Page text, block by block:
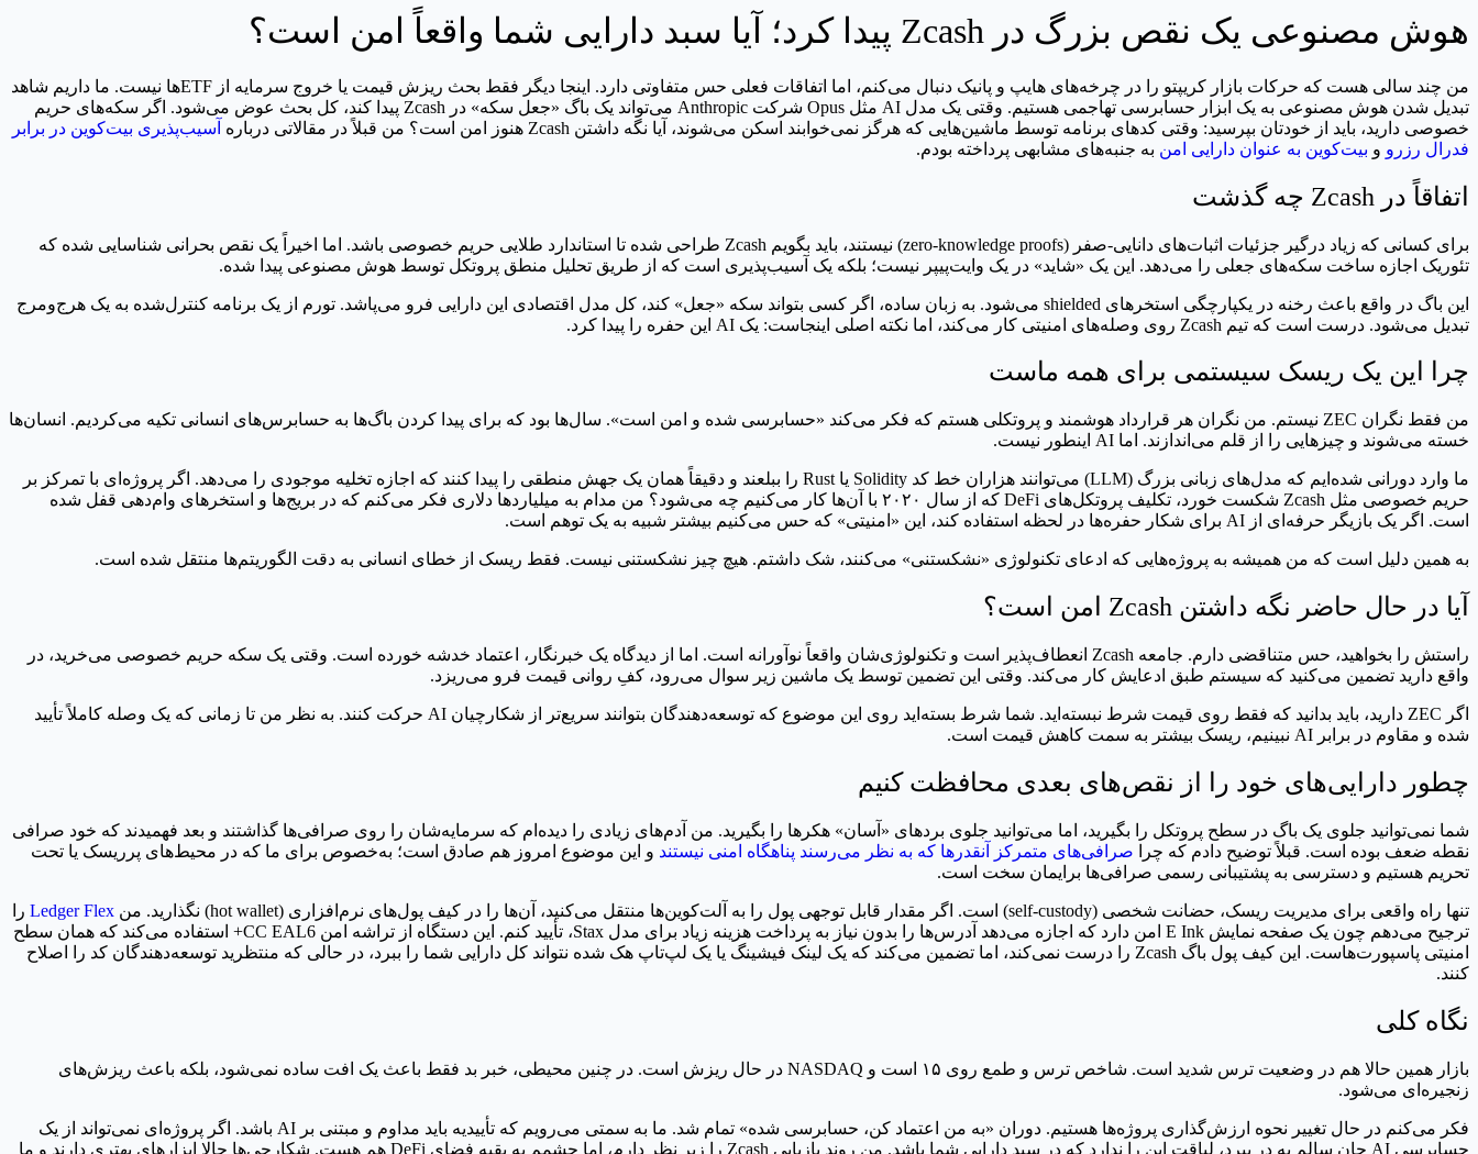
هوش مصنوعی یک نقص بزرگ در Zcash پیدا کرد؛ آیا سبد دارایی شما واقعاً امن است؟
من چند سالی هست که حرکات بازار کریپتو را در چرخه‌های هایپ و پانیک دنبال می‌کنم، اما اتفاقات فعلی حس متفاوتی دارد. اینجا دیگر فقط بحث ریزش قیمت یا خروج سرمایه از ETFها نیست. ما داریم شاهد
تبدیل شدن هوش مصنوعی به یک ابزار حسابرسی تهاجمی هستیم. وقتی یک مدل AI مثل Opus شرکت Anthropic می‌تواند یک باگ «جعل سکه» در Zcash پیدا کند، کل بحث عوض می‌شود. اگر سکه‌های حریم
خصوصی دارید، باید از خودتان بپرسید: وقتی کدهای برنامه توسط ماشین‌هایی که هرگز نمی‌خوابند اسکن می‌شوند، آیا نگه داشتن Zcash هنوز امن است؟ من قبلاً در مقالاتی درباره
آسیب‌پذیری بیت‌کوین در برابر
فدرال رزرو و بیت‌کوین به عنوان دارایی امن به جنبه‌های مشابهی پرداخته بودم.
اتفاقاً در Zcash چه گذشت
برای کسانی که زیاد درگیر جزئیات اثبات‌های دانایی-صفر (zero-knowledge proofs) نیستند، باید بگویم Zcash طراحی شده تا استاندارد طلایی حریم خصوصی باشد. اما اخیراً یک نقص بحرانی شناسایی شده که
تئوریک اجازه ساخت سکه‌های جعلی را می‌دهد. این یک «شاید» در یک وایت‌پیپر نیست؛ بلکه یک آسیب‌پذیری است که از طریق تحلیل منطق پروتکل توسط هوش مصنوعی پیدا شده.
این باگ در واقع باعث رخنه در یکپارچگی استخرهای shielded می‌شود. به زبان ساده، اگر کسی بتواند سکه «جعل» کند، کل مدل اقتصادی این دارایی فرو می‌پاشد. تورم از یک برنامه کنترل‌شده به یک هرج‌ومرج
تبدیل می‌شود. درست است که تیم Zcash روی وصله‌های امنیتی کار می‌کند، اما نکته اصلی اینجاست: یک AI این حفره را پیدا کرد.
چرا این یک ریسک سیستمی برای همه ماست
من فقط نگران ZEC نیستم. من نگران هر قرارداد هوشمند و پروتکلی هستم که فکر می‌کند «حسابرسی شده و امن است». سال‌ها بود که برای پیدا کردن باگ‌ها به حسابرس‌های انسانی تکیه می‌کردیم. انسان‌ها
خسته می‌شوند و چیزهایی را از قلم می‌اندازند. اما AI اینطور نیست.
ما وارد دورانی شده‌ایم که مدل‌های زبانی بزرگ (LLM) می‌توانند هزاران خط کد Solidity یا Rust را ببلعند و دقیقاً همان یک جهش منطقی را پیدا کنند که اجازه تخلیه موجودی را می‌دهد. اگر پروژه‌ای با تمرکز بر
حریم خصوصی مثل Zcash شکست خورد، تکلیف پروتکل‌های DeFi که از سال ۲۰۲۰ با آن‌ها کار می‌کنیم چه می‌شود؟ من مدام به میلیاردها دلاری فکر می‌کنم که در بریج‌ها و استخرهای وام‌دهی قفل شده
است. اگر یک بازیگر حرفه‌ای از AI برای شکار حفره‌ها در لحظه استفاده کند، این «امنیتی» که حس می‌کنیم بیشتر شبیه به یک توهم است.
به همین دلیل است که من همیشه به پروژه‌هایی که ادعای تکنولوژی «نشکستنی» می‌کنند، شک داشتم. هیچ چیز نشکستنی نیست. فقط ریسک از خطای انسانی به دقت الگوریتم‌ها منتقل شده است.
آیا در حال حاضر نگه داشتن Zcash امن است؟
راستش را بخواهید، حس متناقضی دارم. جامعه Zcash انعطاف‌پذیر است و تکنولوژی‌شان واقعاً نوآورانه است. اما از دیدگاه یک خبرنگار، اعتماد خدشه خورده است. وقتی یک سکه حریم خصوصی می‌خرید، در
واقع دارید تضمین می‌کنید که سیستم طبق ادعایش کار می‌کند. وقتی این تضمین توسط یک ماشین زیر سوال می‌رود، کفِ روانی قیمت فرو می‌ریزد.
اگر ZEC دارید، باید بدانید که فقط روی قیمت شرط نبسته‌اید. شما شرط بسته‌اید روی این موضوع که توسعه‌دهندگان بتوانند سریع‌تر از شکارچیان AI حرکت کنند. به نظر من تا زمانی که یک وصله کاملاً تأیید
شده و مقاوم در برابر AI نبینیم، ریسک بیشتر به سمت کاهش قیمت است.
چطور دارایی‌های خود را از نقص‌های بعدی محافظت کنیم
شما نمی‌توانید جلوی یک باگ در سطح پروتکل را بگیرید، اما می‌توانید جلوی بردهای «آسان» هکرها را بگیرید. من آدم‌های زیادی را دیده‌ام که سرمایه‌شان را روی صرافی‌ها گذاشتند و بعد فهمیدند که خود صرافی
نقطه ضعف بوده است. قبلاً توضیح دادم که چرا صرافی‌های متمرکز آنقدرها که به نظر می‌رسند پناهگاه امنی نیستند و این موضوع امروز هم صادق است؛ به‌خصوص برای ما که در محیط‌های پرریسک یا تحت
تحریم هستیم و دسترسی به پشتیبانی رسمی صرافی‌ها برایمان سخت است.
تنها راه واقعی برای مدیریت ریسک، حضانت شخصی (self-custody) است. اگر مقدار قابل توجهی پول را به آلت‌کوین‌ها منتقل می‌کنید، آن‌ها را در کیف پول‌های نرم‌افزاری (hot wallet) نگذارید. من Ledger Flex را
ترجیح می‌دهم چون یک صفحه نمایش E Ink امن دارد که اجازه می‌دهد آدرس‌ها را بدون نیاز به پرداخت هزینه زیاد برای مدل Stax، تأیید کنم. این دستگاه از تراشه امن CC EAL6+ استفاده می‌کند که همان سطح
امنیتی پاسپورت‌هاست. این کیف پول باگ Zcash را درست نمی‌کند، اما تضمین می‌کند که یک لینک فیشینگ یا یک لپ‌تاپ هک شده نتواند کل دارایی شما را ببرد، در حالی که منتظرید توسعه‌دهندگان کد را اصلاح
کنند.
نگاه کلی
بازار همین حالا هم در وضعیت ترس شدید است. شاخص ترس و طمع روی ۱۵ است و NASDAQ در حال ریزش است. در چنین محیطی، خبر بد فقط باعث یک افت ساده نمی‌شود، بلکه باعث ریزش‌های
زنجیره‌ای می‌شود.
فکر می‌کنم در حال تغییر نحوه ارزش‌گذاری پروژه‌ها هستیم. دوران «به من اعتماد کن، حسابرسی شده» تمام شد. ما به سمتی می‌رویم که تأییدیه باید مداوم و مبتنی بر AI باشد. اگر پروژه‌ای نمی‌تواند از یک
حسابرسی AI جان سالم به در ببرد، لیاقت این را ندارد که در سبد دارایی شما باشد. من روند بازیابی Zcash را زیر نظر دارم، اما چشمم به بقیه فضای DeFi هم هست. شکارچی‌ها حالا ابزارهای بهتری دارند و ما